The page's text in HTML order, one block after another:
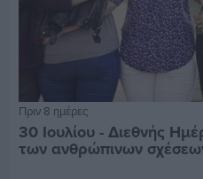
Πριν 8 ημέρες
30 Ιουλίου - Διεθνής
των ανθρώπινων